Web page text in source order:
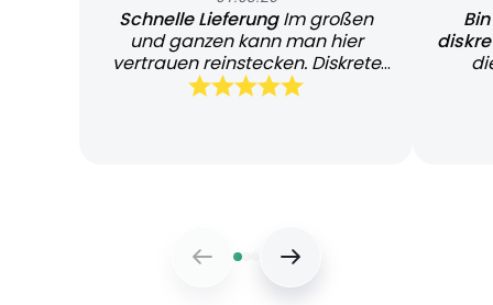
Schnelle LieferungIm großen
und ganzen kann man hier
vertrauen reinstecken. Diskrete
und schnelle Lieferung